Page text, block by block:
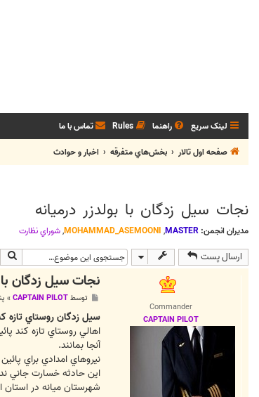
لینک سریع راهنما Rules تماس با ما
صفحه اول تالار
بخش‌‌هاي متفرقه اخبار و حوادث
نجات سيل زدگان با بولدزر درميانه
مدیران انجمن: MASTER
,
MOHAMMAD_ASEMOONI
,شوراي نظارت
ارسال پست
Commander
CAPTAIN PILOT
نجات سيل زدگان با
ت
توسطCAPTAIN PILOT
»
سيل زدگان روستاي تازه
اهالي روستاي تازه کند
آنجا بمانند.
نيروهاي امدادي براي
اين حادثه خسارت جاني
شهرستان ميانه در